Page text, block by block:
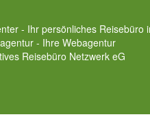
- Ihr persönliches Reisebüro
- Ihre Webagentur
Reisebüro Netzwerk eG